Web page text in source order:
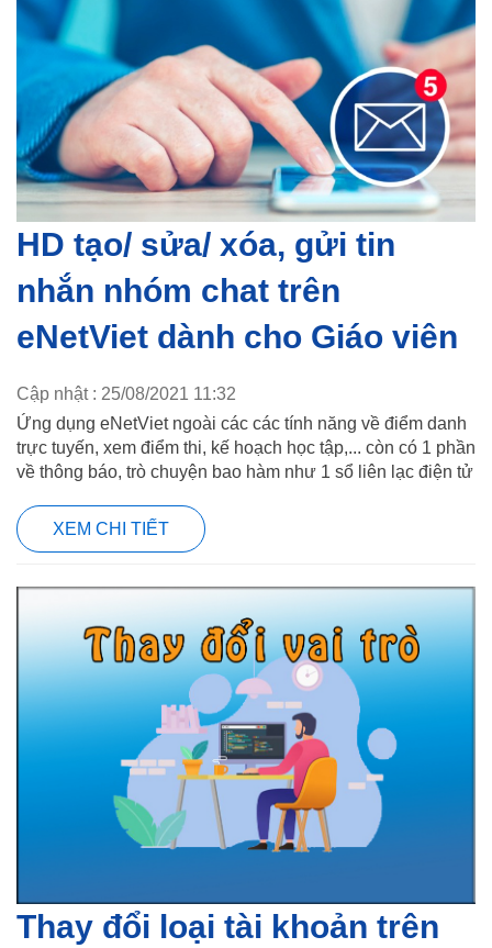
HD tạo/ sửa/ xóa, gửi tin
nhắn nhóm chat trên
eNetViet dành cho Giáo viên
Cập nhật : 25/08/2021 11:32
Ứng dụng eNetViet ngoài các các tính năng về điểm danh
trực tuyến, xem điểm thi, kế hoạch học tập,... còn có 1 phần
về thông báo, trò chuyện bao hàm như 1 sổ liên lạc điện tử
XEM CHI TIẾT
Thay đổi loại tài khoản trên